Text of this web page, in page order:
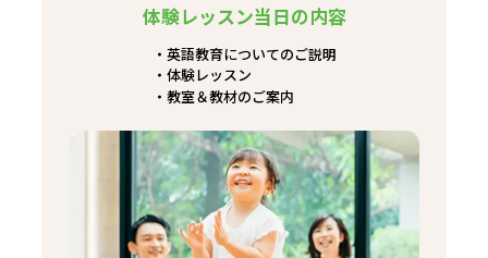
体験レッスン当日の内容
英語教育についてのご説明
体験レッスン
教室＆教材のご案内